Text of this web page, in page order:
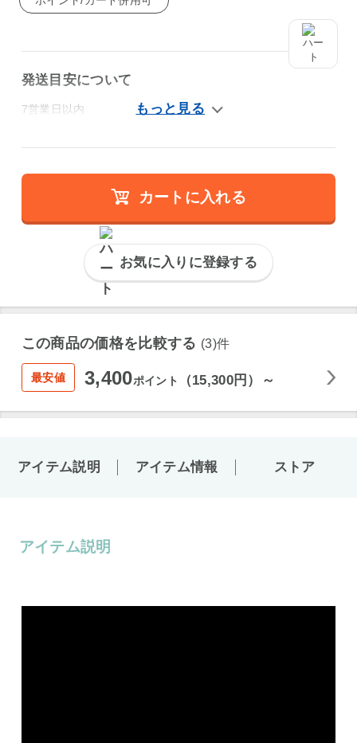
発送目安について
7営業日以内
カートに入れる
お気に入りに登録する
この商品の価格を比較する (3)件
最安値 3,400ポイント （15,300円）～
アイテム説明 アイテム情報 ストア
アイテム説明